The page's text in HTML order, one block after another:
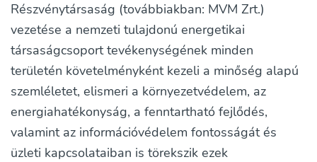
Részvénytársaság (továbbiakban: MVM Zrt.)
vezetése a nemzeti tulajdonú energetikai
társaságcsoport tevékenységének minden
területén követelményként kezeli a minőség alapú
szemléletet, elismeri a környezetvédelem, az
energiahatékonyság, a fenntartható fejlődés,
valamint az információvédelem fontosságát és
üzleti kapcsolataiban is törekszik ezek